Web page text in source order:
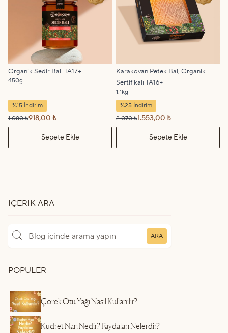
Organik Sedir Balı TA17+
450g
%15 İndirim
1.080 ₺918,00 ₺
Sepete Ekle
Karakovan Petek Bal, Organik
Sertifikalı TA16+
1.1kg
%25 İndirim
2.070 ₺1.553,00 ₺
Sepete Ekle
İÇERIK ARA
ARA
POPÜLER
Çörek Otu Yağı Nasıl Kullanılır?
Kudret Narı Nedir? Faydaları Nelerdir?